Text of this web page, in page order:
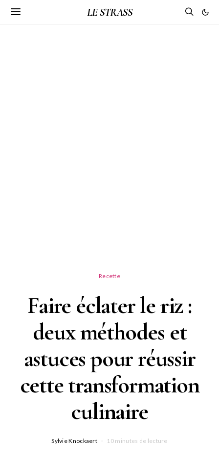
LE STRASS
Recette
Faire éclater le riz :
deux méthodes et
astuces pour réussir
cette transformation
culinaire
Sylvie Knockaert 10 minutes de lecture